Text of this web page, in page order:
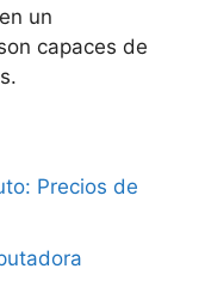
un
capaces de
Precios de